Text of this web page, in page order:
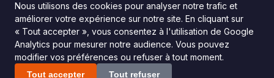
© 2026 Squadata. All rights reserved.
Mentions légales| Politique de confidentialité
Nous utilisons des cookies pour analyser notre trafic et
améliorer votre expérience sur notre site. En cliquant sur
« Tout accepter », vous consentez à l'utilisation de Google
Analytics pour mesurer notre audience. Vous pouvez
modifier vos préférences ou refuser à tout moment.
Tout accepter Tout refuser